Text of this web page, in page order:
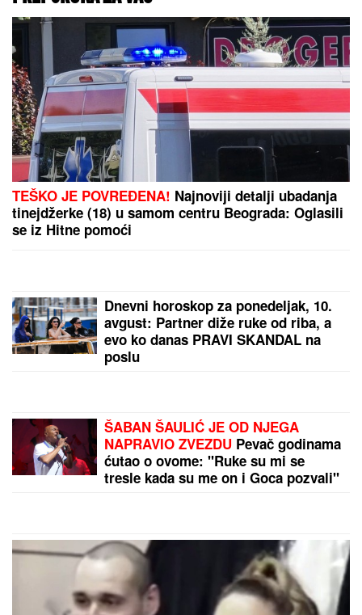
Hamnei imenovao NjEGA za novog
savetnika i sekretara moćne
organizacije
doživele ubedljiv poraz